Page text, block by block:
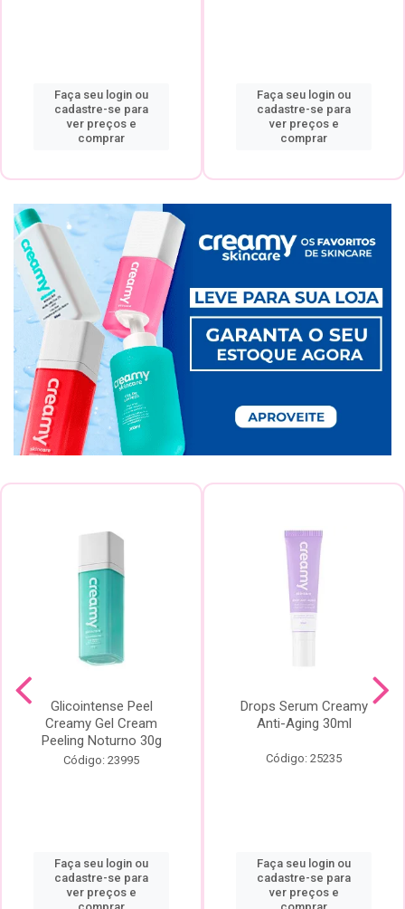
Faça seu login ou
cadastre-se para
ver preços e
comprar
Faça seu login ou
cadastre-se para
ver preços e
comprar
Glicointense Peel
Creamy Gel Cream
Peeling Noturno 30g
Código: 23995
Faça seu login ou
cadastre-se para
ver preços e
Drops Serum Creamy
Anti-Aging 30ml
Código: 25235
Faça seu login ou
cadastre-se para
ver preços e